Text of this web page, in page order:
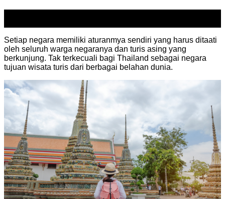
Setiap negara memiliki aturanmya sendiri yang harus ditaati
oleh seluruh warga negaranya dan turis asing yang
berkunjung. Tak terkecuali bagi Thailand sebagai negara
tujuan wisata turis dari berbagai belahan dunia.